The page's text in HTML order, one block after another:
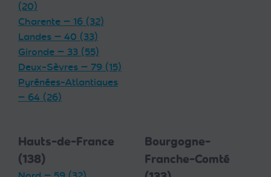
(20)
Charente — 16 (32)
Landes — 40 (33)
Gironde — 33 (55)
Deux-Sèvres — 79 (15)
Pyrénées-Atlantiques
— 64 (26)
Hauts-de-France
(138)
Bourgogne-
Franche-Comté